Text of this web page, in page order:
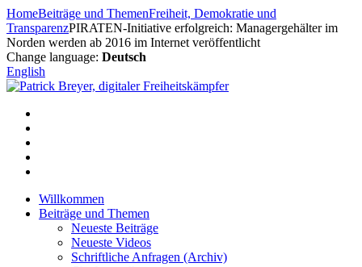
Zum
Inhalt
springen
HomeBeiträge und ThemenFreiheit, Demokratie und
TransparenzPIRATEN-Initiative erfolgreich: Managergehälter im
Norden werden ab 2016 im Internet veröffentlicht
Change language: Deutsch
English
Willkommen
Beiträge und Themen
Neueste Beiträge
Neueste Videos
Schriftliche Anfragen (Archiv)